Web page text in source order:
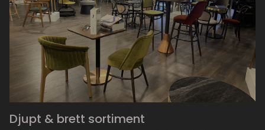
Djupt & brett sortiment